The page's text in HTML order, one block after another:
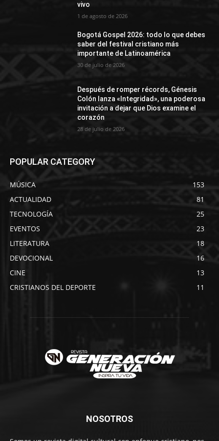
vivo
1 de agosto de 2026
Bogotá Gospel 2026: todo lo que debes
saber del festival cristiano más
importante de Latinoamérica
30 de julio de 2026
Después de romper récords, Génesis
Colón lanza «Integridad», una poderosa
invitación a dejar que Dios examine el
corazón
28 de julio de 2026
POPULAR CATEGORY
MÚSICA
153
ACTUALIDAD
81
TECNOLOGÍA
25
EVENTOS
23
LITERATURA
18
DEVOCIONAL
16
CINE
13
CRISTIANOS DEL DEPORTE
11
NOSOTROS